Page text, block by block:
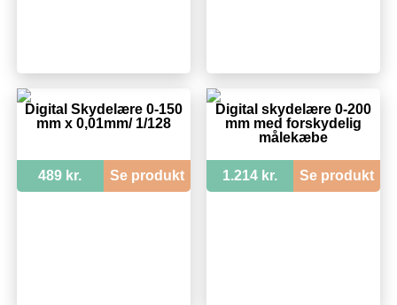
Digital Skydelære 0-150
mm x 0,01mm/ 1/128
489 kr. Se produkt
Digital skydelære 0-200
mm med forskydelig
målekæbe
1.214 kr. Se produkt